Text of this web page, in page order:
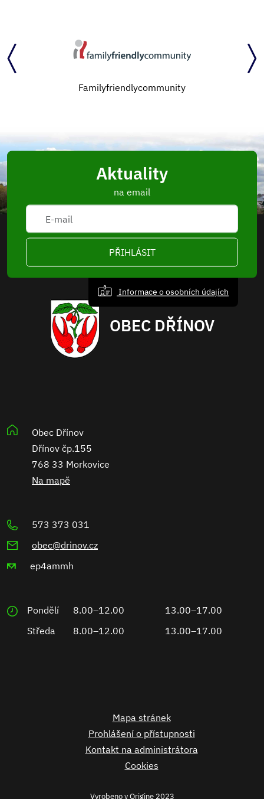
Familyfriendlycommunity
Aktuality
na email
PŘIHLÁSIT
Informace o osobních údajích
OBEC DŘÍNOV
Obec Dřínov
Dřínov čp.155
768 33 Morkovice
Na mapě
573 373 031
obec@drinov.cz
ep4ammh
Pondělí 8.00–12.00
13.00–17.00
Středa
8.00–12.00 13.00–17.00
Mapa stránek
Prohlášení o přístupnosti
Kontakt na administrátora
Cookies
Vyrobeno vOrigine2023